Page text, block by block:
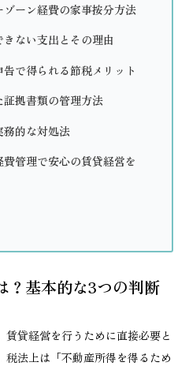
ーン経費の家事按分方法
ない支出とその理由
で得られる節税メリット
拠書類の管理方法
務的な対処法
費管理で安心の賃貸経営を
？基本的な3つの判断
貸経営を行うために直接必要と
税法上は「不動産所得を得るため